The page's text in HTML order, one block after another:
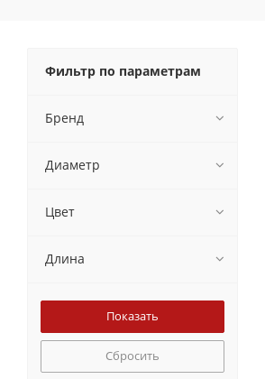
Фильтр по параметрам
Бренд
Диаметр
Цвет
Длина
Сбросить